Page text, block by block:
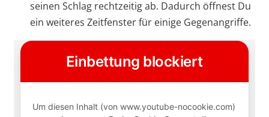
seinen Schlag rechtzeitig ab. Dadurch öffnest Du
ein weiteres Zeitfenster für einige Gegenangriffe.